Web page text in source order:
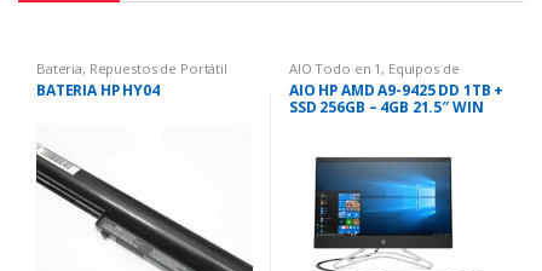
Bateria, Repuestos de Portátil
BATERIA HP HY04
AIO Todo en 1, Equipos de
Computo
AIO HP AMD A9-9425 DD 1TB +
SSD 256GB – 4GB 21.5″ WIN